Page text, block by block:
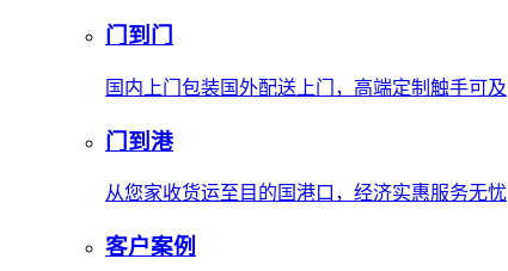
门到门
国内上门包装国外配送上门，高端定制触手可及
门到港
从您家收货运至目的国港口，经济实惠服务无忧
客户案例